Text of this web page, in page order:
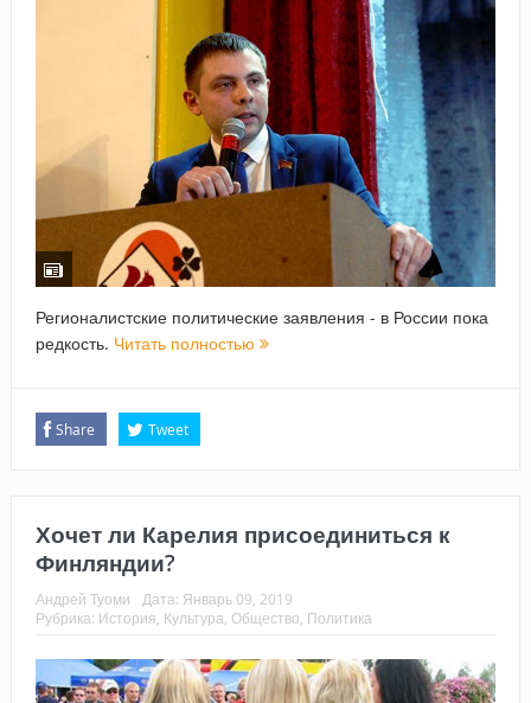
Регионалистские политические заявления - в России пока
редкость. Читать полностью
Share Tweet
Хочет ли Карелия присоединиться к
Финляндии?
Андрей Туоми Дата: Январь 09, 2019
Рубрика: История, Культура, Общество, Политика